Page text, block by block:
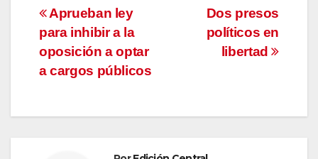
Navegación
de
entradas
Dos presos
políticos en
libertad
Aprueban ley
para inhibir a la
oposición a optar
a cargos públicos